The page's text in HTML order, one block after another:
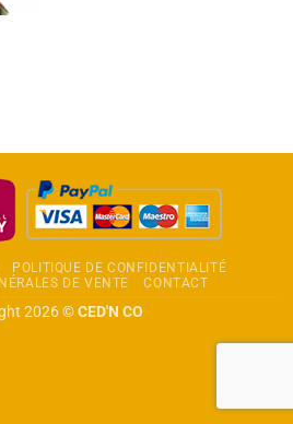
POLITIQUE DE CONFIDENTIALITÉ
DE VENTE
CONTACT
2026 ©CED'N CO